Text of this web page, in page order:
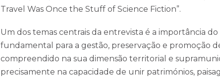
Travel Was Once the Stuff of Science Fiction”.
Um dos temas centrais da entrevista é a importância
fundamental para a gestão, preservação e promoção
compreendido na sua dimensão territorial e
precisamente na capacidade de unir patrimónios,